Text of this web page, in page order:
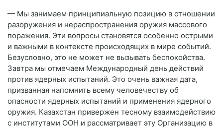
— Мы занимаем принципиальную позицию в отношении
разоружения и нераспространения оружия массового
поражения. Эти вопросы становятся особенно острыми
и важными в контексте происходящих в мире событий.
Безусловно, это не может не вызывать беспокойства.
Завтра мы отмечаем Международный день действий
против ядерных испытаний. Это очень важная дата,
призванная напомнить всему человечеству об
опасности ядерных испытаний и применения ядерного
оружия. Казахстан привержен тесному взаимодействию
с институтами ООН и рассматривает эту Организацию в